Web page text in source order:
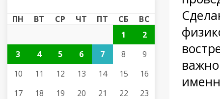
ПН ВТ СР ЧТ ПТ СБ
ВС
1
2
3
4 5 6 7 8
9
10
11 12 13 14 15
16
17
18 19 20 21 22
23